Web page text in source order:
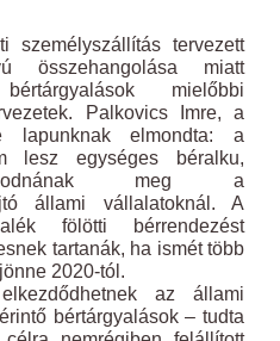
személyszállítás tervezett
összehangolása miatt
mielőbbi
Palkovics Imre, a
lapunknak elmondta: a
lesz egységes béralku,
meg a
állami vállalatoknál. A
fölötti bérrendezést
tartanák, ha ismét több
2020-tól.
az állami
bértárgyalások – tudta